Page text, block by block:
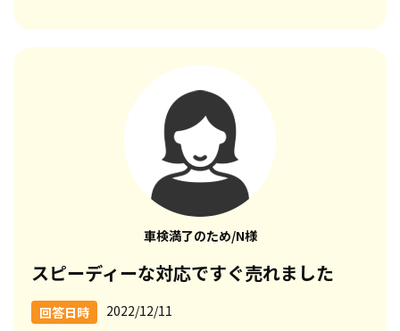
車検満了のため/N様
スピーディーな対応ですぐ売れました
回答日時 2022/12/11